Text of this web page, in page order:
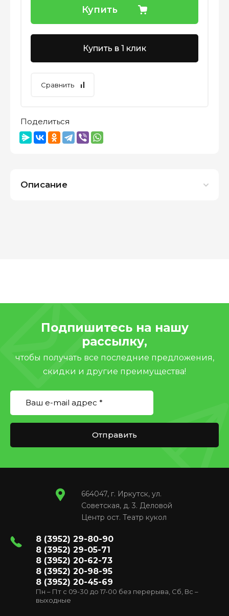
Купить
Купить в 1 клик
Сравнить
Поделиться
Описание
Подпишитесь на нашу
рассылку,
чтобы получать все последние предложения,
скидки и другие преимущества!
Отправить
664047, г. Иркутск, ул.
Советская, д. 3. Деловой
Центр ост. Театр кукол
8 (3952) 29-80-90
8 (3952) 29-05-71
8 (3952) 20-62-73
8 (3952) 20-98-95
8 (3952) 20-45-69
Пн – Пт с 09-30 до 17-00 без перерыва, Сб, Вс –
выходные